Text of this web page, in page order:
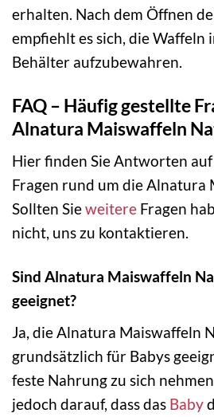
erhalten. Nach dem Öffnen
empfiehlt es sich, die
Behälter aufzubewahren.
FAQ – Häufig gestellte
Alnatura Maiswaffeln
Hier finden Sie Antworten
Fragen rund um die Alnatura
Sollten Sieweitere Fragen
nicht, uns zu kontaktieren.
Sind Alnatura Maiswaffeln
geeignet?
Ja, die Alnatura Maiswaffeln
grundsätzlich für Babys
feste Nahrung zu sich
jedoch darauf, dass das Baby